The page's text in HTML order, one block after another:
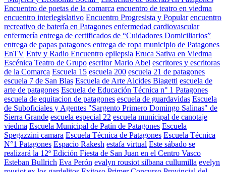
Encuentro de poetas de la comarca encuentro de teatro en viedma
encuentro interlegislativo Encuentro Progresista y Popular encuentro
recreativo de batería en Patagones enfermedad cardiovascular
enfermería entrega de certificados de “Cuidadores Domiciliarios”
entrega de papas patagones entrega de ropa municipio de Patagones
EnTV Entv y Radio Encuentro epilepsia Eruca Sativa en Viedma
Escénica Teatro de Grupo escritor Mario Abel escritores y escritoras
de la Comarca Escuela 15 escuela 200 escuela 21 de patagones
escuela 7 de San Blas Escuela de Arte Alcides Biagetti escuela de
arte de patagones Escuela de Educación Técnica n° 1 Patagones
escuela de equitacion de patagones escuela de guardavidas Escuela
de Suboficiales y Agentes "Sargento Primero Domingo Salinas" de
Sierra Grande escuela especial 22 escuela municipal de canotaje
viedma Escuela Municipal de Patín de Patagones Escuela
Spegazzini camara Escuela Técnica de Patagones Escuela Técnica
N°1 Patagones Espacio Rakesh estafa virtual Este sábado se
realizará la 12º Edición Fiesta de San Juan en el Centro Vasco
Esteban Bullrich Eva Perón evalyn rousiot silbana cullumilla evelyn